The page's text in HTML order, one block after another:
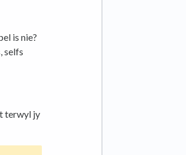
is nie?
selfs
terwyl jy